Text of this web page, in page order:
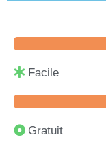
Facile
Gratuit